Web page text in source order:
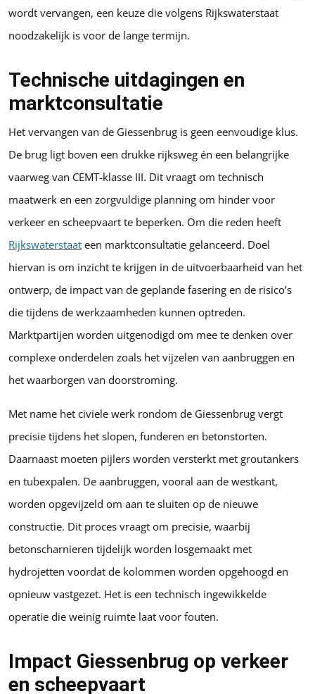
wordt vervangen, een keuze die volgens Rijkswaterstaat
noodzakelijk is voor de lange termijn.
Technische uitdagingen en
marktconsultatie
Het vervangen van de Giessenbrug is geen eenvoudige klus.
De brug ligt boven een drukke rijksweg én een belangrijke
vaarweg van CEMT-klasse III. Dit vraagt om technisch
maatwerk en een zorgvuldige planning om hinder voor
verkeer en scheepvaart te beperken. Om die reden heeft
Rijkswaterstaat een marktconsultatie gelanceerd. Doel
hiervan is om inzicht te krijgen in de uitvoerbaarheid van het
ontwerp, de impact van de geplande fasering en de risico’s
die tijdens de werkzaamheden kunnen optreden.
Marktpartijen worden uitgenodigd om mee te denken over
complexe onderdelen zoals het vijzelen van aanbruggen en
het waarborgen van doorstroming.
Met name het civiele werk rondom de Giessenbrug vergt
precisie tijdens het slopen, funderen en betonstorten.
Daarnaast moeten pijlers worden versterkt met groutankers
en tubexpalen. De aanbruggen, vooral aan de westkant,
worden opgevijzeld om aan te sluiten op de nieuwe
constructie. Dit proces vraagt om precisie, waarbij
betonscharnieren tijdelijk worden losgemaakt met
hydrojetten voordat de kolommen worden opgehoogd en
opnieuw vastgezet. Het is een technisch ingewikkelde
operatie die weinig ruimte laat voor fouten.
Impact Giessenbrug op verkeer
en scheepvaart